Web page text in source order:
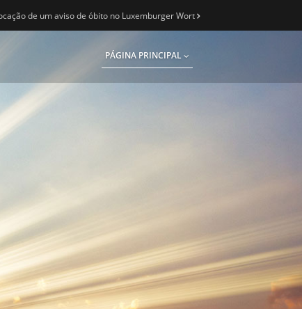
de um aviso de óbito no Luxemburger Wort
PÁGINA PRINCIPAL